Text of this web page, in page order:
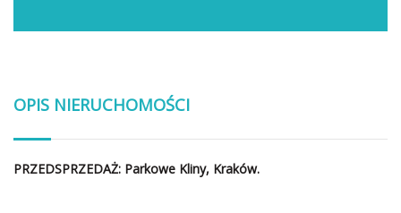
OPIS NIERUCHOMOŚCI
PRZEDSPRZEDAŻ: Parkowe Kliny, Kraków.